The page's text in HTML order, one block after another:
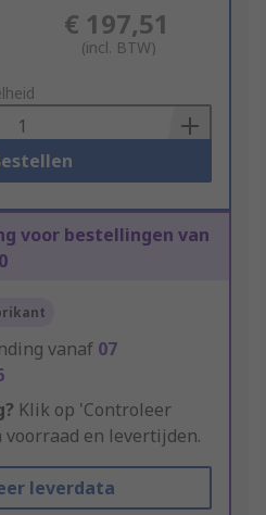
€ 197,51
(incl. BTW)
voor bestellingen van
vanaf 07
Klik op 'Controleer
en levertijden.
leverdata